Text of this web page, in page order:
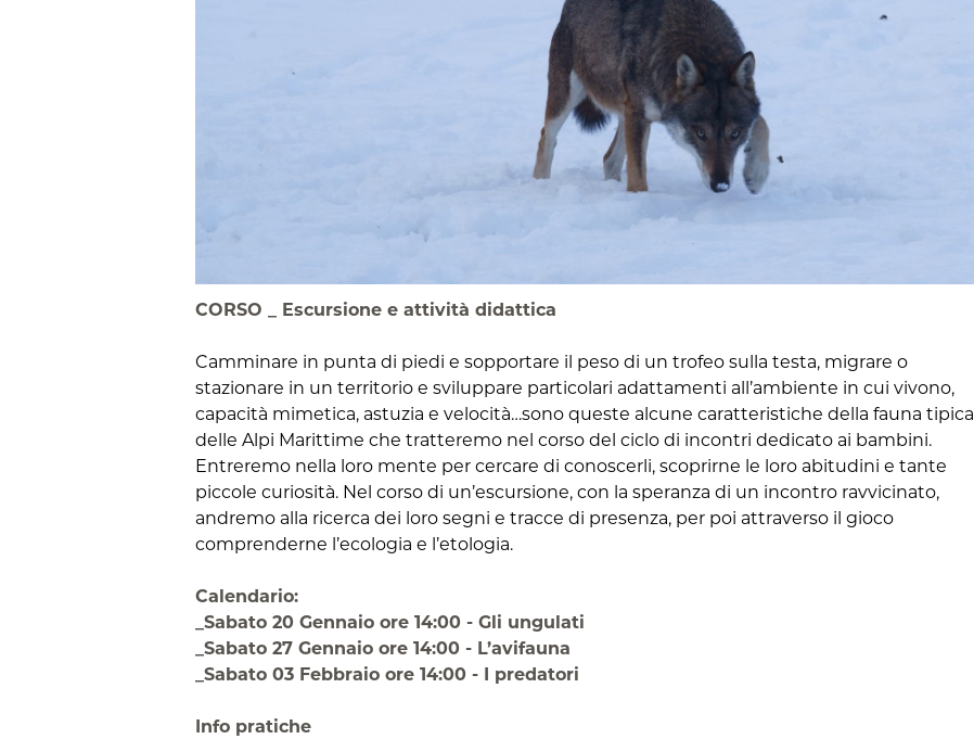
CORSO _ Escursione e attività didattica
Camminare in punta di piedi e sopportare il peso di un trofeo sulla testa, migrare o
stazionare in un territorio e sviluppare particolari adattamenti all’ambiente in cui vivono,
capacità mimetica, astuzia e velocità…sono queste alcune caratteristiche della fauna tipica
delle Alpi Marittime che tratteremo nel corso del ciclo di incontri dedicato ai bambini.
Entreremo nella loro mente per cercare di conoscerli, scoprirne le loro abitudini e tante
piccole curiosità. Nel corso di un’escursione, con la speranza di un incontro ravvicinato,
andremo alla ricerca dei loro segni e tracce di presenza, per poi attraverso il gioco
comprenderne l’ecologia e l’etologia.
Calendario:
_Sabato 20 Gennaio ore 14:00 - Gli ungulati
_Sabato 27 Gennaio ore 14:00 - L’avifauna
_Sabato 03 Febbraio ore 14:00 - I predatori
Info pratiche